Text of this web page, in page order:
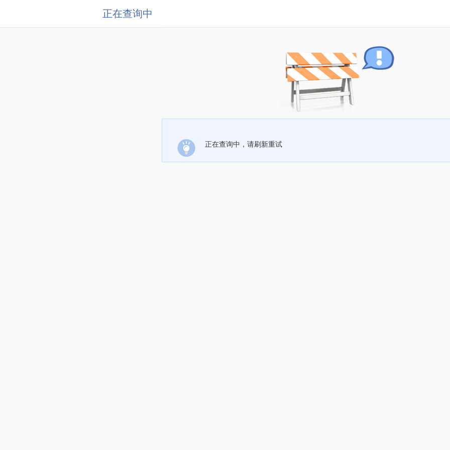
正在查询中
正在查询中，请刷新重试